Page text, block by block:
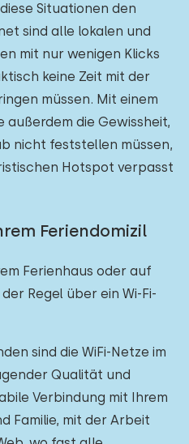
Situationen den
sind alle lokalen und
mit nur wenigen Klicks
keine Zeit mit der
müssen. Mit einem
die Gewissheit,
nicht feststellen müssen,
Hotspot verpasst
Feriendomizil
Ferienhaus oder auf
Regel über ein Wi-Fi-
sind die WiFi-Netze im
Qualität und
Verbindung mit Ihrem
Familie, mit der Arbeit